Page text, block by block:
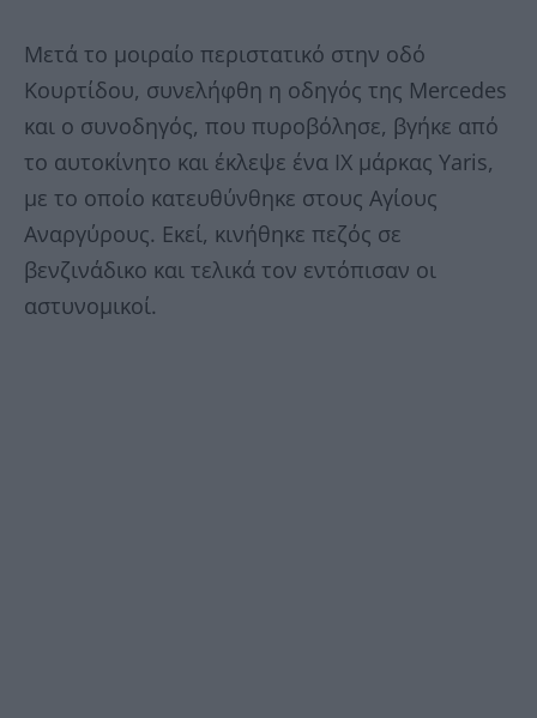
Μετά το μοιραίο περιστατικό στην οδό
Κουρτίδου, συνελήφθη η οδηγός της Mercedes
και ο συνοδηγός, που πυροβόλησε, βγήκε από
το αυτοκίνητο και έκλεψε ένα ΙΧ μάρκας Yaris,
με το οποίο κατευθύνθηκε στους Αγίους
Αναργύρους. Εκεί, κινήθηκε πεζός σε
βενζινάδικο και τελικά τον εντόπισαν οι
αστυνομικοί.